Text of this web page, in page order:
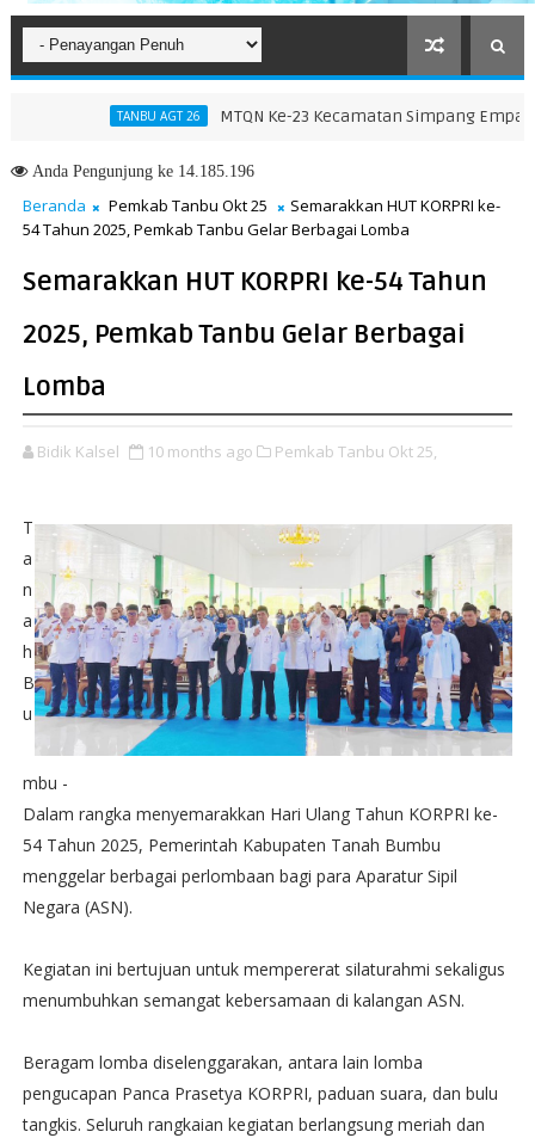
TANBU AGT 26 MTQN Ke-23 Kecamatan Simpang Empat:
dan Pelatihan Calon Paskibraka 2026
AndaPengunjung ke 14.185.196
Beranda Pemkab Tanbu Okt 25
Semarakkan HUT KORPRI ke-
54 Tahun 2025, Pemkab Tanbu Gelar Berbagai Lomba
Semarakkan HUT KORPRI ke-54 Tahun
2025, Pemkab Tanbu Gelar Berbagai
Lomba
Bidik Kalsel 10 months ago Pemkab Tanbu Okt 25,
T
a
n
a
h
B
u
mbu -
Dalam rangka menyemarakkan Hari Ulang Tahun KORPRI ke-
54 Tahun 2025, Pemerintah Kabupaten Tanah Bumbu
menggelar berbagai perlombaan bagi para Aparatur Sipil
Negara (ASN).
Kegiatan ini bertujuan untuk mempererat silaturahmi sekaligus
menumbuhkan semangat kebersamaan di kalangan ASN.
Beragam lomba diselenggarakan, antara lain lomba
pengucapan Panca Prasetya KORPRI, paduan suara, dan bulu
tangkis. Seluruh rangkaian kegiatan berlangsung meriah dan